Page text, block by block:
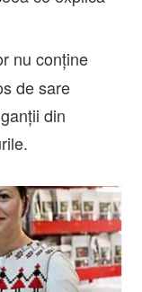
nu conține
de sare
din